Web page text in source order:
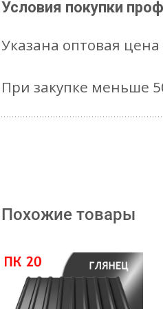
Условия покупки
Указана оптовая цена
При закупке меньше
Похожие товары